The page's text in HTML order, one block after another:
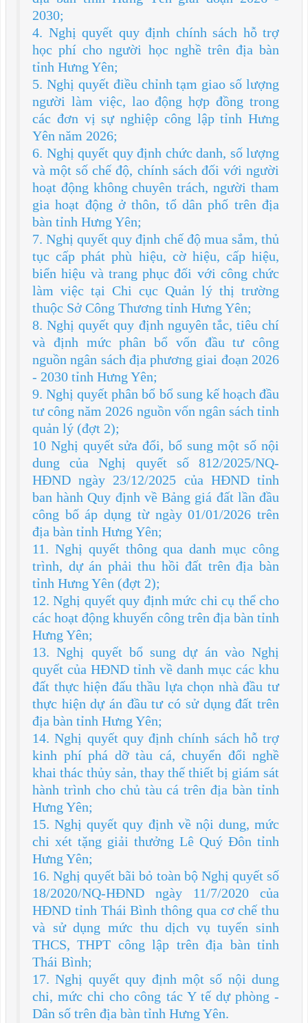
2030;
4. Nghị quyết quy định chính sách hỗ trợ
học phí cho người học nghề trên địa bàn
tỉnh Hưng Yên;
5. Nghị quyết điều chỉnh tạm giao số lượng
người làm việc, lao động hợp đồng trong
các đơn vị sự nghiệp công lập tỉnh Hưng
Yên năm 2026;
6. Nghị quyết quy định chức danh, số lượng
và một số chế độ, chính sách đối với người
hoạt động không chuyên trách, người tham
gia hoạt động ở thôn, tổ dân phố trên địa
bàn tỉnh Hưng Yên;
7. Nghị quyết quy định chế độ mua sắm, thủ
tục cấp phát phù hiệu, cờ hiệu, cấp hiệu,
biển hiệu và trang phục đối với công chức
làm việc tại Chi cục Quản lý thị trường
thuộc Sở Công Thương tỉnh Hưng Yên;
8. Nghị quyết quy định nguyên tắc, tiêu chí
và định mức phân bổ vốn đầu tư công
nguồn ngân sách địa phương giai đoạn 2026
- 2030 tỉnh Hưng Yên;
9. Nghị quyết phân bổ bổ sung kế hoạch đầu
tư công năm 2026 nguồn vốn ngân sách tỉnh
quản lý (đợt 2);
10 Nghị quyết sửa đổi, bổ sung một số nội
dung của Nghị quyết số 812/2025/NQ-
HĐND ngày 23/12/2025 của HĐND tỉnh
ban hành Quy định về Bảng giá đất lần đầu
công bố áp dụng từ ngày 01/01/2026 trên
địa bàn tỉnh Hưng Yên;
11. Nghị quyết thông qua danh mục công
trình, dự án phải thu hồi đất trên địa bàn
tỉnh Hưng Yên (đợt 2);
12. Nghị quyết quy định mức chi cụ thể cho
các hoạt động khuyến công trên địa bàn tỉnh
Hưng Yên;
13. Nghị quyết bổ sung dự án vào Nghị
quyết của HĐND tỉnh về danh mục các khu
đất thực hiện đấu thầu lựa chọn nhà đầu tư
thực hiện dự án đầu tư có sử dụng đất trên
địa bàn tỉnh Hưng Yên;
14. Nghị quyết quy định chính sách hỗ trợ
kinh phí phá dỡ tàu cá, chuyển đổi nghề
khai thác thủy sản, thay thế thiết bị giám sát
hành trình cho chủ tàu cá trên địa bàn tỉnh
Hưng Yên;
15. Nghị quyết quy định về nội dung, mức
chi xét tặng giải thưởng Lê Quý Đôn tỉnh
Hưng Yên;
16. Nghị quyết bãi bỏ toàn bộ Nghị quyết số
18/2020/NQ-HĐND ngày 11/7/2020 của
HĐND tỉnh Thái Bình thông qua cơ chế thu
và sử dụng mức thu dịch vụ tuyển sinh
THCS, THPT công lập trên địa bàn tỉnh
Thái Bình;
17. Nghị quyết quy định một số nội dung
chi, mức chi cho công tác Y tế dự phòng -
Dân số trên địa bàn tỉnh Hưng Yên.